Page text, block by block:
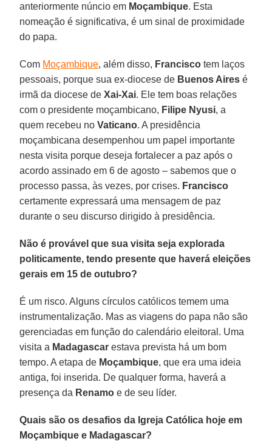
anteriormente núncio em Moçambique. Esta
nomeação é significativa, é um sinal de proximidade
do papa.
Com Moçambique, além disso, Francisco tem laços
pessoais, porque sua ex-diocese de Buenos Aires é
irmã da diocese deXai-Xai. Ele tem boas relações
com o presidente moçambicano, Filipe Nyusi, a
quem recebeu noVaticano. A presidência
moçambicana desempenhou um papel importante
nesta visita porque deseja fortalecer a paz após o
acordo assinado em 6 de agosto – sabemos que o
processo passa, às vezes, por crises. Francisco
certamente expressará uma mensagem de paz
durante o seu discurso dirigido à presidência.
Não é provável que sua visita seja explorada
politicamente, tendo presente que haverá eleições
gerais em 15 de outubro?
É um risco. Alguns círculos católicos temem uma
instrumentalização. Mas as viagens do papa não são
gerenciadas em função do calendário eleitoral. Uma
visita a Madagascar estava prevista há um bom
tempo. A etapa de Moçambique, que era uma ideia
antiga, foi inserida. De qualquer forma, haverá a
presença da Renamo e de seu líder.
Quais são os desafios da Igreja Católica hoje em
Moçambique e Madagascar?